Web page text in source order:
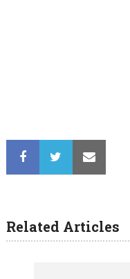
Related Articles